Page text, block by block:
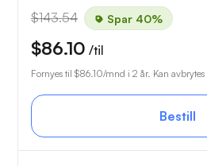
$143.54 Spar 40%
$86.10 /til
Fornyes til $86.10/mnd i 2 år. Kan avbrytes
Bestill